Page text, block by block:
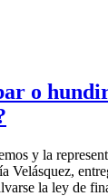
o
y la
Velásquez,
la ley de